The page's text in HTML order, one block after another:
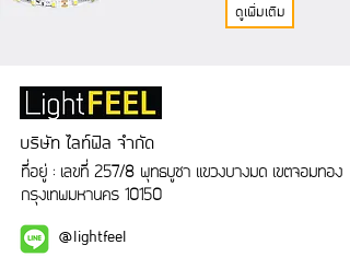
ดูเพิ่มเติม
บริษัท ไลท์ฟิล จำกัด
ที่อยู่ : เลขที่ 257/8 พุทธบูชา แขวงบางมด เขตจอมทอง
กรุงเทพมหานคร 10150
@lightfeel